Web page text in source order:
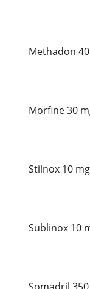
Methadon
Morfine 30
Stilnox 10
Sublinox 10